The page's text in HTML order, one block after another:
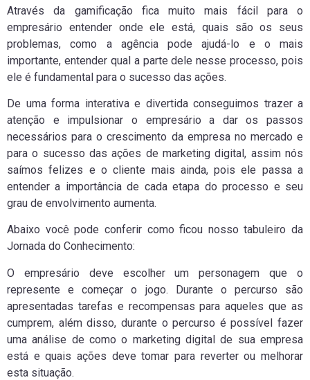
Através da gamificação fica muito mais fácil para o
empresário entender onde ele está, quais são os seus
problemas, como a agência pode ajudá-lo e o mais
importante, entender qual a parte dele nesse processo, pois
ele é fundamental para o sucesso das ações.
De uma forma interativa e divertida conseguimos trazer a
atenção e impulsionar o empresário a dar os passos
necessários para o crescimento da empresa no mercado e
para o sucesso das ações de marketing digital, assim nós
saímos felizes e o cliente mais ainda, pois ele passa a
entender a importância de cada etapa do processo e seu
grau de envolvimento aumenta.
Abaixo você pode conferir como ficou nosso tabuleiro da
Jornada do Conhecimento:
O empresário deve escolher um personagem que o
represente e começar o jogo. Durante o percurso são
apresentadas tarefas e recompensas para aqueles que as
cumprem, além disso, durante o percurso é possível fazer
uma análise de como o marketing digital de sua empresa
está e quais ações deve tomar para reverter ou melhorar
esta situação.